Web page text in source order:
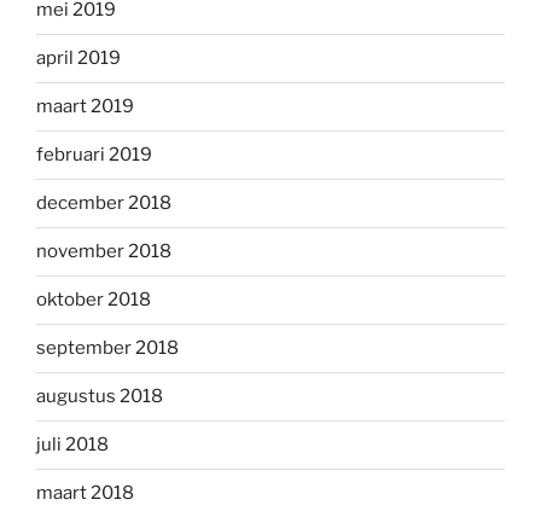
mei 2019
april 2019
maart 2019
februari 2019
december 2018
november 2018
oktober 2018
september 2018
augustus 2018
juli 2018
maart 2018